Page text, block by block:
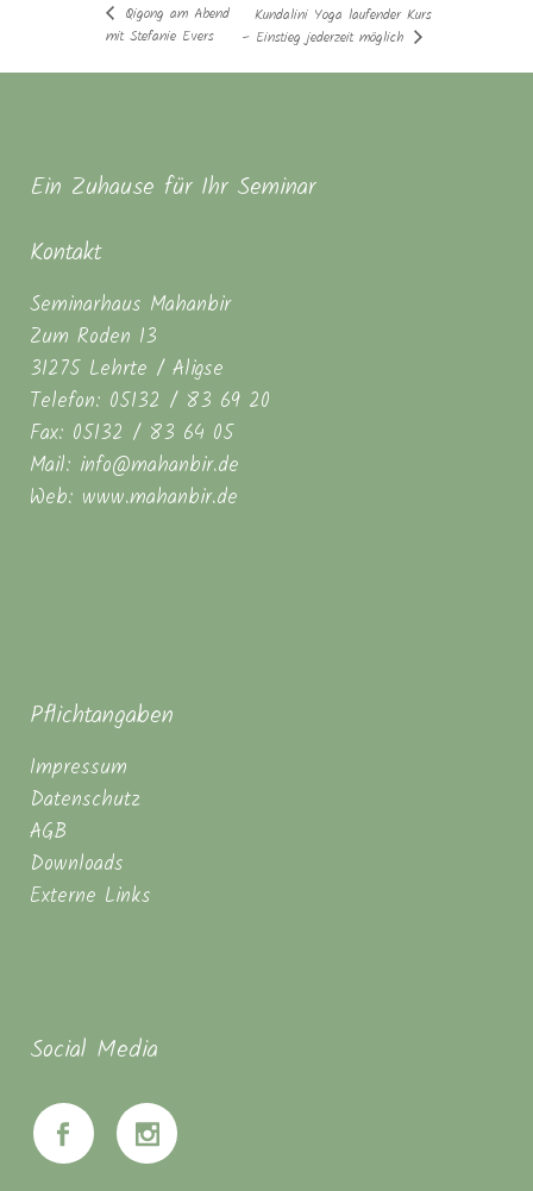
Qigong am Abend
mit Stefanie Evers
Kundalini Yoga laufender Kurs
– Einstieg jederzeit möglich
Ein Zuhause für Ihr Seminar
Kontakt
Seminarhaus Mahanbir
Zum Roden 13
31275 Lehrte / Aligse
Telefon: 05132 / 83 69 20
Fax: 05132 / 83 64 05
Mail: info@mahanbir.de
Web: www.mahanbir.de
Pflichtangaben
Impressum
Datenschutz
AGB
Downloads
Externe Links
Social Media